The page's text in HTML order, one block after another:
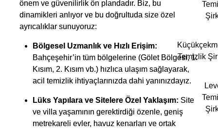
önem ve güvenilirlik ön plandadır. Biz, bu
dinamikleri anlıyor ve bu doğrultuda size özel
ayrıcalıklar sunuyoruz:
Bölgesel Uzmanlık ve Hızlı Erişim:
Bahçeşehir’in tüm bölgelerine (Gölet Bölgesi, 1.
Kısım, 2. Kısım vb.) hızlıca ulaşım sağlayarak,
acil temizlik ihtiyaçlarınızda dahi yanınızdayız.
Lüks Yapılara ve Sitelere Özel Yaklaşım: Site
ve villa yaşamının gerektirdiği özenle, geniş
metrekareli evler, havuz kenarları ve ortak
Temizlik